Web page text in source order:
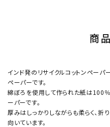
商
インド発のリサイクルコットンペー
ペーパーです。
綿ぼろを使用して作られた紙は100
ーパーです。
厚みはしっかりしながらも柔らく、折
向いています。